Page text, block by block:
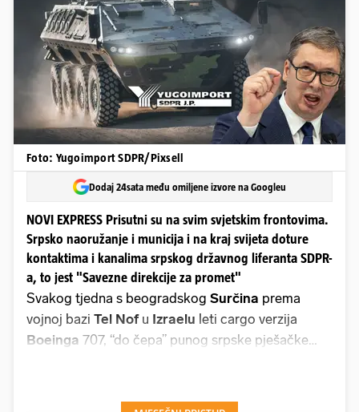
Foto: Yugoimport SDPR/Pixsell
Dodaj 24sata među omiljene izvore na Googleu
NOVI EXPRESS Prisutni su na svim svjetskim frontovima.
Srpsko naoružanje i municija i na kraj svijeta doture
kontaktima i kanalima srpskog državnog liferanta SDPR-
a, to jest "Savezne direkcije za promet"
Svakog tjedna s beogradskog Surčina prema
vojnoj bazi Tel Nof u Izraelu leti cargo verzija
Boeinga 707, “do čepa” punog srpske pješačke
eksportirala streljiva vrijednog više od 15 milijuna